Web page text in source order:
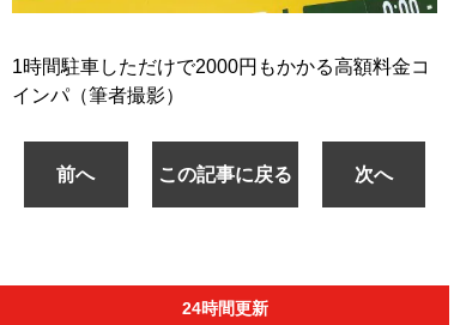
1時間駐車しただけで2000円もかかる高額料金コ
インパ（筆者撮影）
前へ この記事に戻る 次へ
24時間更新